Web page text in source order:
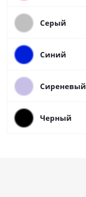
Серый
Синий
Сиреневый
Черный